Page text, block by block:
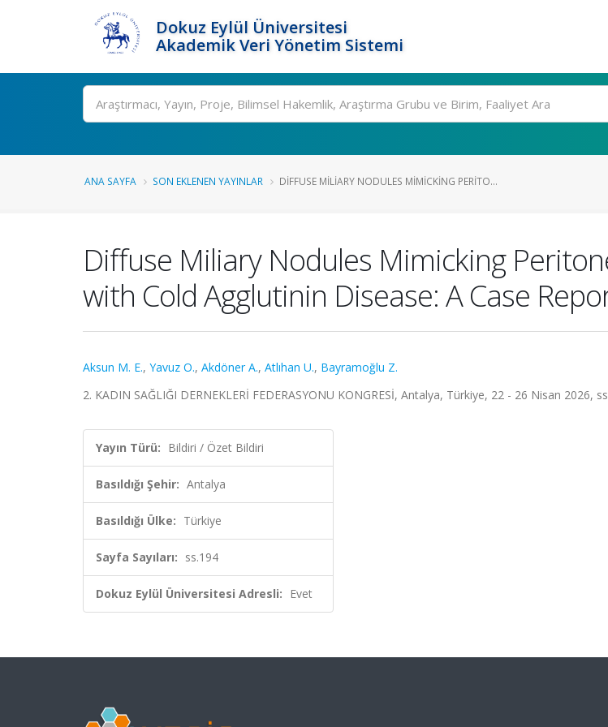
Dokuz Eylül Üniversitesi
Akademik Veri Yönetim Sistemi
Ara
ANA SAYFA SON EKLENEN YAYINLAR DIFFUSE MILIARY NODULES MIMICKING PERITO...
Diffuse Miliary Nodules Mimicking
with Cold Agglutinin Disease: A Case
Aksun M. E., Yavuz O., Akdöner A., Atlıhan U., Bayramoğlu Z.
2. KADIN SAĞLIĞI DERNEKLERİ FEDERASYONU KONGRESİ, Antalya, Türkiye, 22 - 26 Nisan 2026,
Yayın Türü: Bildiri / Özet Bildiri
Basıldığı Şehir: Antalya
Basıldığı Ülke: Türkiye
Sayfa Sayıları: ss.194
Dokuz Eylül Üniversitesi Adresli: Evet